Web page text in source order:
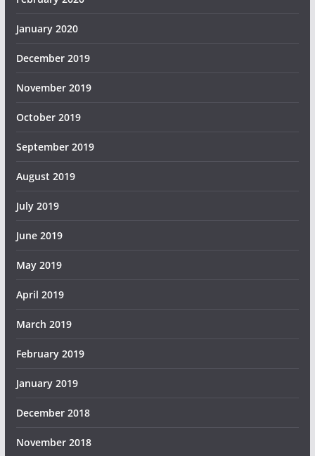
January 2020
December 2019
November 2019
October 2019
September 2019
August 2019
July 2019
June 2019
May 2019
April 2019
March 2019
February 2019
January 2019
December 2018
November 2018